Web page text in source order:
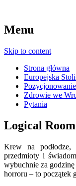
Menu
Skip to content
Strona główna
Europejska
Pozycjonowanie
Zdrowie we
Pytania
Logical
Krew na podłodze,
przedmioty i
wybuchnie za
horroru – to początek